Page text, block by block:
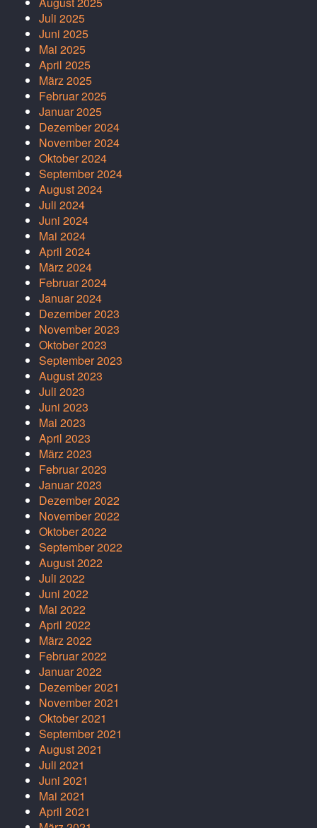
Juli 2025
Juni 2025
Mai 2025
April 2025
März 2025
Februar 2025
Januar 2025
Dezember 2024
November 2024
Oktober 2024
September 2024
August 2024
Juli 2024
Juni 2024
Mai 2024
April 2024
März 2024
Februar 2024
Januar 2024
Dezember 2023
November 2023
Oktober 2023
September 2023
August 2023
Juli 2023
Juni 2023
Mai 2023
April 2023
März 2023
Februar 2023
Januar 2023
Dezember 2022
November 2022
Oktober 2022
September 2022
August 2022
Juli 2022
Juni 2022
Mai 2022
April 2022
März 2022
Februar 2022
Januar 2022
Dezember 2021
November 2021
Oktober 2021
September 2021
August 2021
Juli 2021
Juni 2021
Mai 2021
April 2021